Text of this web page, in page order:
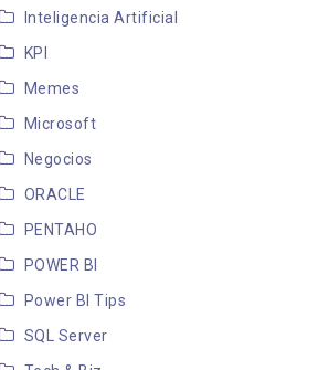
Inteligencia Artificial
KPI
Memes
Microsoft
Negocios
ORACLE
PENTAHO
POWER BI
Power BI Tips
SQL Server